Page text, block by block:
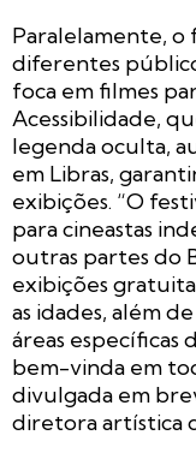
Paralelamente, o
diferentes
foca em filmes
Acessibilidade,
legenda oculta,
em Libras,
exibições. “O
para cineastas
outras partes do
exibições
as idades, além
áreas específicas
bem-vinda em
divulgada em
diretora artística